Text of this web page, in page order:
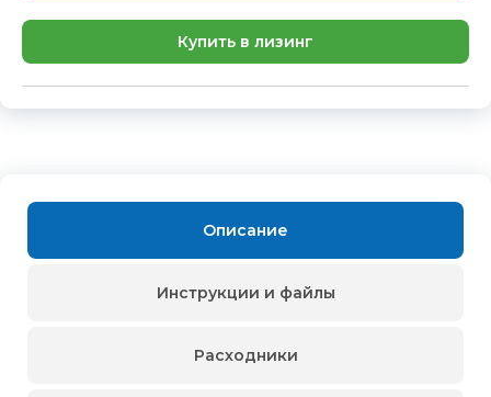
Купить в лизинг
Описание
Инструкции и файлы
Расходники